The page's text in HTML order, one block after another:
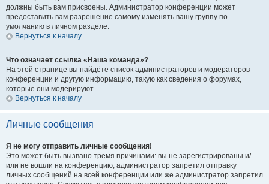
должны быть вам присвоены. Администратор конференции может
предоставить вам разрешение самому изменять вашу группу по
умолчанию в личном разделе.
Вернуться к началу
Что означает ссылка «Наша команда»?
На этой странице вы найдёте список администраторов и модераторов
конференции и другую информацию, такую как сведения о форумах,
которые они модерируют.
Вернуться к началу
Личные сообщения
Я не могу отправить личные сообщения!
Это может быть вызвано тремя причинами: вы не зарегистрированы и/
или не вошли на конференцию, администратор запретил отправку
личных сообщений на всей конференции или же администратор запретил